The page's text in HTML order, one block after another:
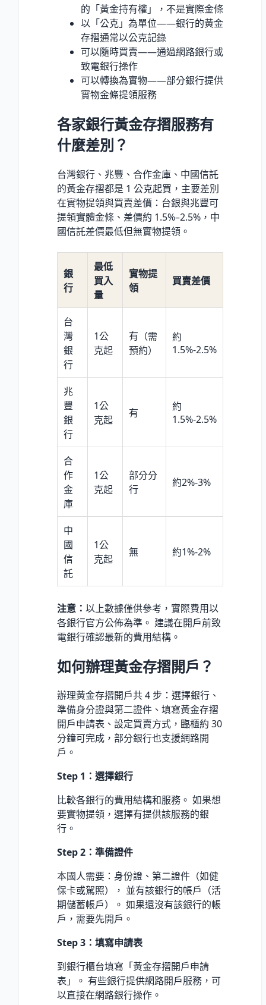
的「黃金持有權」，不是實際金條
以「公克」為單位——銀行的黃金
存摺通常以公克記錄
可以隨時買賣——通過網路銀行或
致電銀行操作
可以轉換為實物——部分銀行提供
實物金條提領服務
各家銀行黃金存摺服務有
什麼差別？
台灣銀行、兆豐、合作金庫、中國信託
的黃金存摺都是 1 公克起買，主要差別
在實物提領與買賣差價：台銀與兆豐可
提領實體金條、差價約 1.5%–2.5%，中
國信託差價最低但無實物提領。
銀
行
最低
買入
量
實物提
領
買賣差價
台
灣
銀
行
1公
克起
有（需
預約）
約
1.5%-2.5%
兆
豐
銀
行
1公
克起
有
約
1.5%-2.5%
合
作
金
庫
1公
克起
部分分
行
約2%-3%
中
國
信
託
1公
克起
無 約1%-2%
注意： 以上數據僅供參考，實際費用以
各銀行官方公佈為準。 建議在開戶前致
電銀行確認最新的費用結構。
如何辦理黃金存摺開戶？
辦理黃金存摺開戶共 4 步：選擇銀行、
準備身分證與第二證件、填寫黃金存摺
開戶申請表、設定買賣方式，臨櫃約 30
分鐘可完成，部分銀行也支援網路開
戶。
Step 1：選擇銀行
比較各銀行的費用結構和服務。 如果想
要實物提領，選擇有提供該服務的銀
行。
Step 2：準備證件
本國人需要：身份證、第二證件（如健
保卡或駕照）， 並有該銀行的帳戶（活
期儲蓄帳戶）。 如果還沒有該銀行的帳
戶，需要先開戶。
Step 3：填寫申請表
到銀行櫃台填寫「黃金存摺開戶申請
表」。 有些銀行提供網路開戶服務，可
以直接在網路銀行操作。